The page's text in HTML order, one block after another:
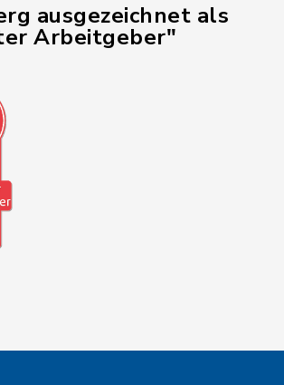
ausgezeichnet als
Arbeitgeber"